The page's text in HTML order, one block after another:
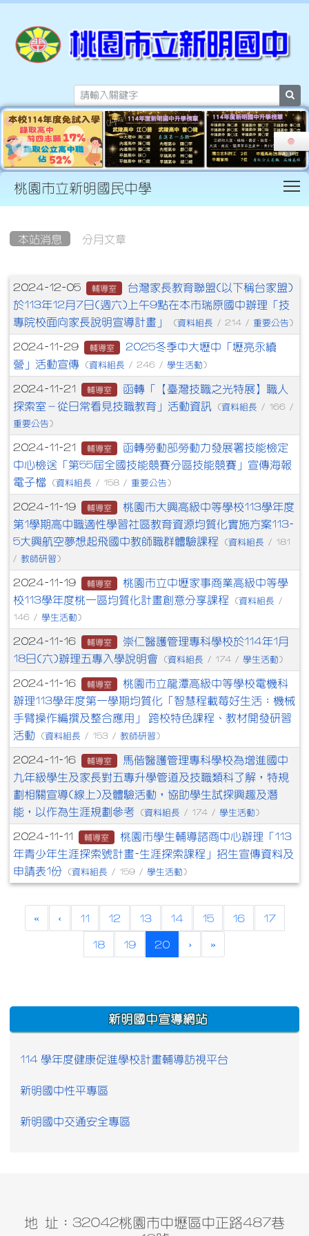
桃園市立新明國民中學
本站消息 分月文章
文章列表
2024-12-05 輔導室
台灣家長教育聯盟(以下稱台家盟)
於113年12月7日(週六)上午9點在本市瑞原國中辦理「技
專院校面向家長說明宣導計畫」
(資料組長 / 214 / 重要公告 )
2024-11-29 輔導室
2025冬季中大壢中「壢亮永續
營」活動宣傳
(資料組長 / 246 / 學生活動 )
2024-11-21 輔導室
函轉「【臺灣技職之光特展】職人
探索室－從日常看見技職教育」活動資訊
(資料組長 / 166 /
重要公告 )
2024-11-21 輔導室
函轉勞動部勞動力發展署技能檢定
中心檢送「第55屆全國技能競賽分區技能競賽」宣傳海報
電子檔
(資料組長 / 158 / 重要公告 )
2024-11-19 輔導室
桃園市大興高級中等學校113學年度
第1學期高中職適性學習社區教育資源均質化實施方案113-
5大興航空夢想起飛國中教師職群體驗課程
(資料組長 / 181
/ 教師研習 )
2024-11-19 輔導室
桃園市立中壢家事商業高級中等學
校113學年度桃一區均質化計畫創意分享課程
(資料組長 /
146 / 學生活動 )
2024-11-16 輔導室
崇仁醫護管理專科學校於114年1月
18日(六)辦理五專入學說明會
(資料組長 / 174 / 學生活動 )
2024-11-16 輔導室
桃園市立龍潭高級中等學校電機科
辦理113學年度第一學期均質化「智慧程載莓好生活：機械
手臂操作編撰及整合應用」 跨校特色課程、教材開發研習
活動
(資料組長 / 153 / 教師研習 )
2024-11-16 輔導室
馬偕醫護管理專科學校為增進國中
九年級學生及家長對五專升學管道及技職類科了解，特規
劃相關宣導(線上)及體驗活動，協助學生試探興趣及潛
能，以作為生涯規劃參考
(資料組長 / 174 / 學生活動 )
2024-11-11 輔導室
桃園市學生輔導諮商中心辦理「113
年青少年生涯探索號計畫-生涯探索課程」招生宣傳資料及
申請表1份
(資料組長 / 159 / 學生活動 )
« ‹ 11 12 13 14 15 16 17
18 19 20(current)
› »
:::
新明國中宣導網站
114 學年度健康促進學校計畫輔導訪視平台
新明國中性平專區
新明國中交通安全專區
地 址：32042桃園市中壢區中正路487巷